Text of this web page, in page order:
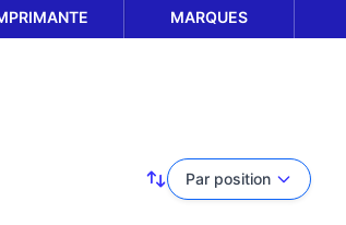
MARQUES
Par position